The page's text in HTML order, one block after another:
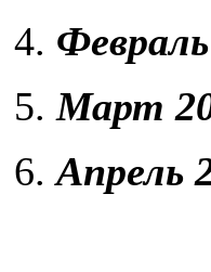
Март
Апрель